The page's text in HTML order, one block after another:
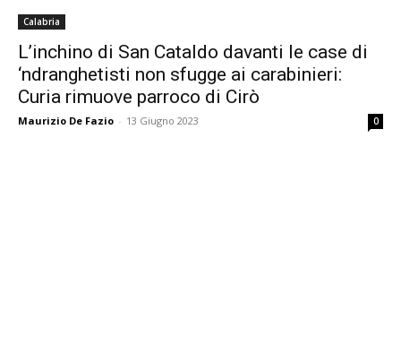
Calabria
L’inchino di San Cataldo davanti le case di
‘ndranghetisti non sfugge ai carabinieri:
Curia rimuove parroco di Cirò
Maurizio De Fazio - 13 Giugno 2023 0